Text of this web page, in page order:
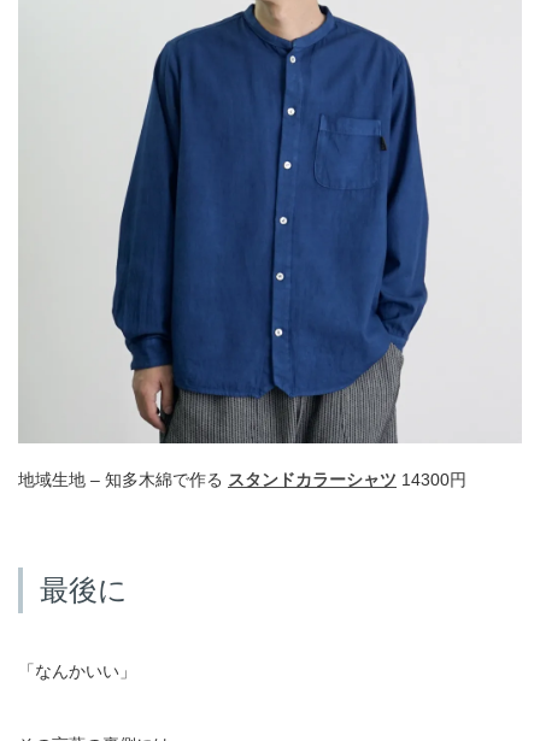
地域生地 – 知多木綿で作る スタンドカラーシャツ 14300円
最後に
「なんかいい」